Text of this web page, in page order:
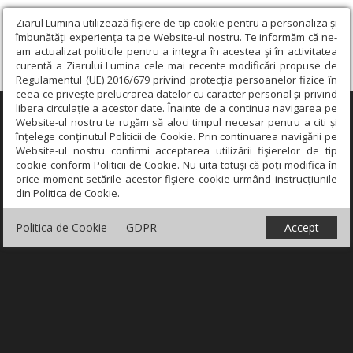
Ziarul Lumina utilizează fişiere de tip cookie pentru a personaliza și
îmbunătăți experiența ta pe Website-ul nostru. Te informăm că ne-
am actualizat politicile pentru a integra în acestea și în activitatea
curentă a Ziarului Lumina cele mai recente modificări propuse de
Regulamentul (UE) 2016/679 privind protecția persoanelor fizice în
ceea ce privește prelucrarea datelor cu caracter personal și privind
libera circulație a acestor date. Înainte de a continua navigarea pe
Website-ul nostru te rugăm să aloci timpul necesar pentru a citi și
înțelege conținutul Politicii de Cookie. Prin continuarea navigării pe
Website-ul nostru confirmi acceptarea utilizării fişierelor de tip
cookie conform Politicii de Cookie. Nu uita totuși că poți modifica în
orice moment setările acestor fişiere cookie urmând instrucțiunile
din Politica de Cookie.
Politica de Cookie GDPR Accept
×